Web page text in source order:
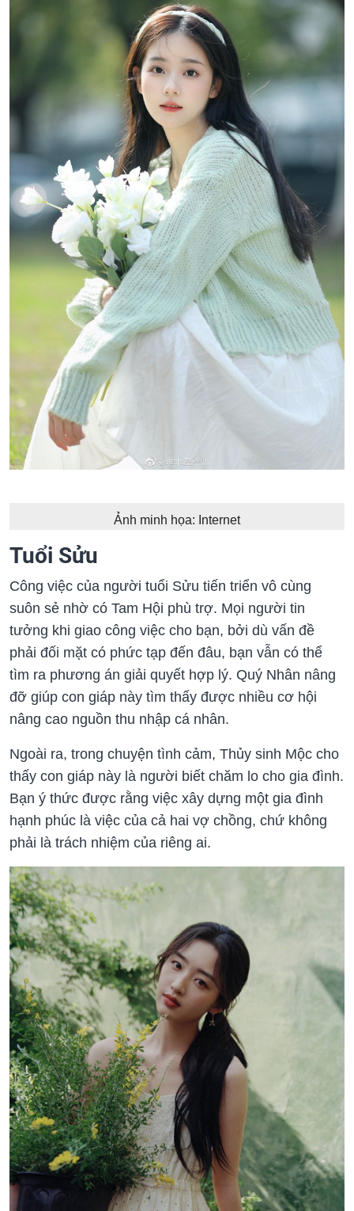
Ảnh minh họa: Internet
Tuổi Sửu
Công việc của người tuổi Sửu tiến triển vô cùng
suôn sẻ nhờ có Tam Hội phù trợ. Mọi người tin
tưởng khi giao công việc cho bạn, bởi dù vấn đề
phải đối mặt có phức tạp đến đâu, bạn vẫn có thể
tìm ra phương án giải quyết hợp lý. Quý Nhân nâng
đỡ giúp con giáp này tìm thấy được nhiều cơ hội
nâng cao nguồn thu nhập cá nhân.
Ngoài ra, trong chuyện tình cảm, Thủy sinh Mộc cho
thấy con giáp này là người biết chăm lo cho gia đình.
Bạn ý thức được rằng việc xây dựng một gia đình
hạnh phúc là việc của cả hai vợ chồng, chứ không
phải là trách nhiệm của riêng ai.